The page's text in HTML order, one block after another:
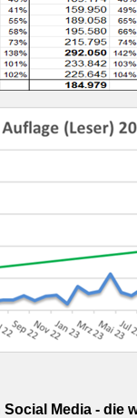
Media - die